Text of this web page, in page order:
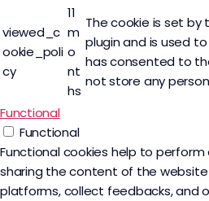
viewed_c
ookie_poli
cy
11
m
o
nt
hs
The cookie is set by
plugin and is used
has consented to
not store any
Functional
Functional
Functional cookies help to
sharing the content of the
platforms, collect feedbacks, and